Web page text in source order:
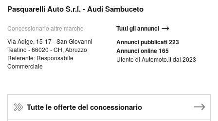
Pasquarelli Auto S.r.l. - Audi Sambuceto
Concessionario altre marche
Via Adige, 15-17 - San Giovanni
Teatino - 66020 - CH, Abruzzo
Referente: Responsabile
Commerciale
Tutti gli annunci
Annunci pubblicati 223
Annunci online 165
Utente di Automoto.it dal 2023
Tutte le offerte del concessionario